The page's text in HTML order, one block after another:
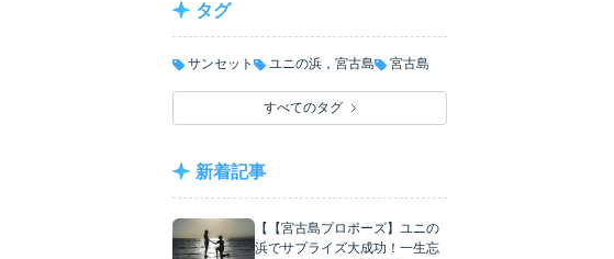
タグ
サンセット ユニの浜，宮古島 宮古島
すべてのタグ
新着記事
【【宮古島プロポーズ】ユニの
浜でサプライズ大成功！一生忘